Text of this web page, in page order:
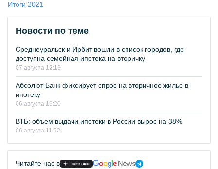
Итоги 2021
Новости по теме
Среднеуральск и Ирбит вошли в список городов, где
доступна семейная ипотека на вторичку
07 августа 12:13
Абсолют Банк фиксирует спрос на вторичное жилье в
ипотеку
06 августа 16:20
ВТБ: объем выдачи ипотеки в России вырос на 38%
06 августа 11:52
Читайте нас в